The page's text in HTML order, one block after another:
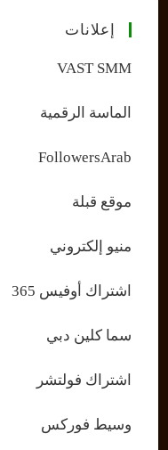
إعلانات
VAST SMM
الماسة الرقمية
FollowersArab
موقع قبلة
منيو إلكتروني
اشتراك أوفيس 365
سما كلين دبي
اشتراك فولتشر
وسيط فوركس